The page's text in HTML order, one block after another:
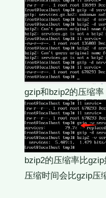
gzip和bzip2的压缩率
bzip2的压缩率比
压缩时间会比gzip压